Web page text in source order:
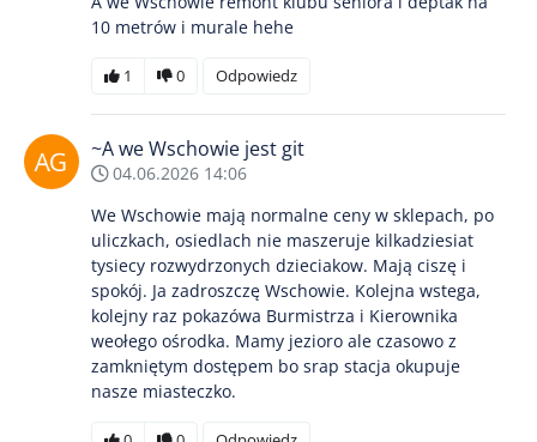
10 metrów i murale hehe
1 0 Odpowiedz
~A we Wschowie jest git
04.06.2026 14:06
We Wschowie mają normalne ceny w sklepach, po
uliczkach, osiedlach nie maszeruje kilkadziesiat
tysiecy rozwydrzonych dzieciakow. Mają ciszę i
spokój. Ja zadroszczę Wschowie. Kolejna wstega,
kolejny raz pokazówa Burmistrza i Kierownika
weołego ośrodka. Mamy jezioro ale czasowo z
zamkniętym dostępem bo srap stacja okupuje
nasze miasteczko.